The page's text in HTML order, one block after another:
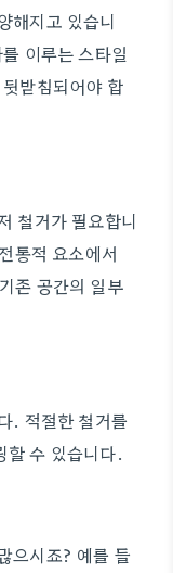
해지고 있습니
이루는 스타일
받침되어야 합
철거가 필요합니
통적 요소에서
존 공간의 일부
. 적절한 철거를
할 수 있습니다.
으시죠? 예를 들